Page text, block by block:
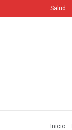
Salud
Inicio